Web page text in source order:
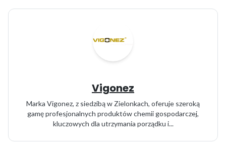
Vigonez
Marka Vigonez, z siedzibą w Zielonkach, oferuje szeroką
gamę profesjonalnych produktów chemii gospodarczej,
kluczowych dla utrzymania porządku i...